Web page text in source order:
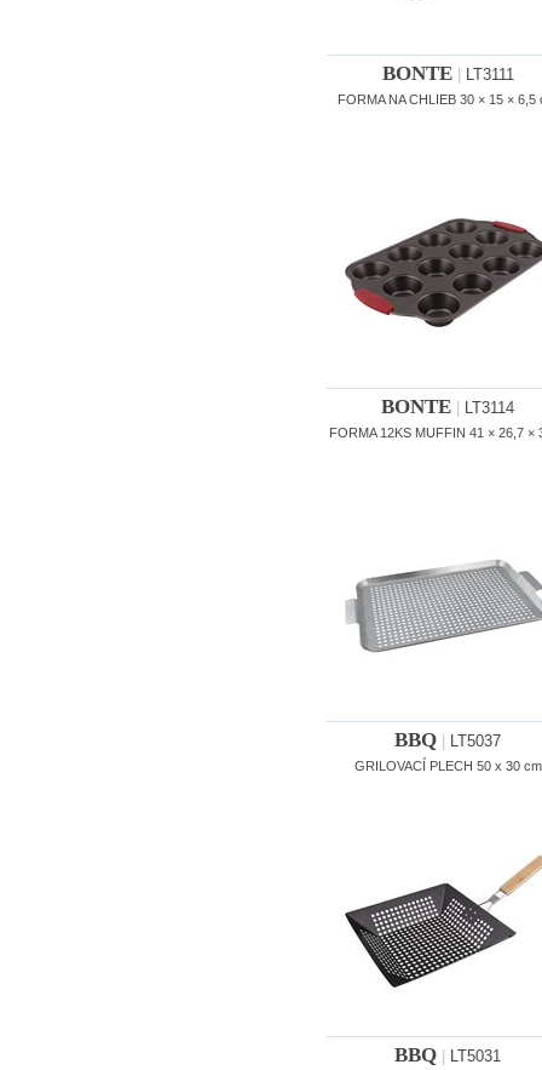
BONTE| LT3111
FORMA NA CHLIEB 30 × 15 × 6,5
BONTE LT3114
FORMA 12KS MUFFIN 41 × 26,7 ×
BBQ LT5037
GRILOVACÍ PLECH 50 x 30 cm
BBQ LT5031